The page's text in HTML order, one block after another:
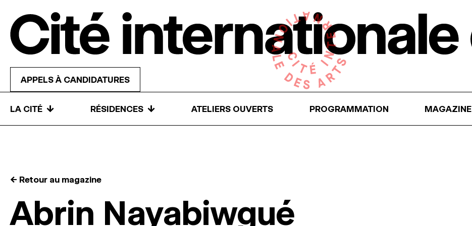
APPELS À CANDIDATURES
LA CITÉ ↓ RÉSIDENCES ↓ ATELIERS OUVERTS PROGRAMMATION MAGAZINE
← Retour au magazine
Abrin Nayabiwgué